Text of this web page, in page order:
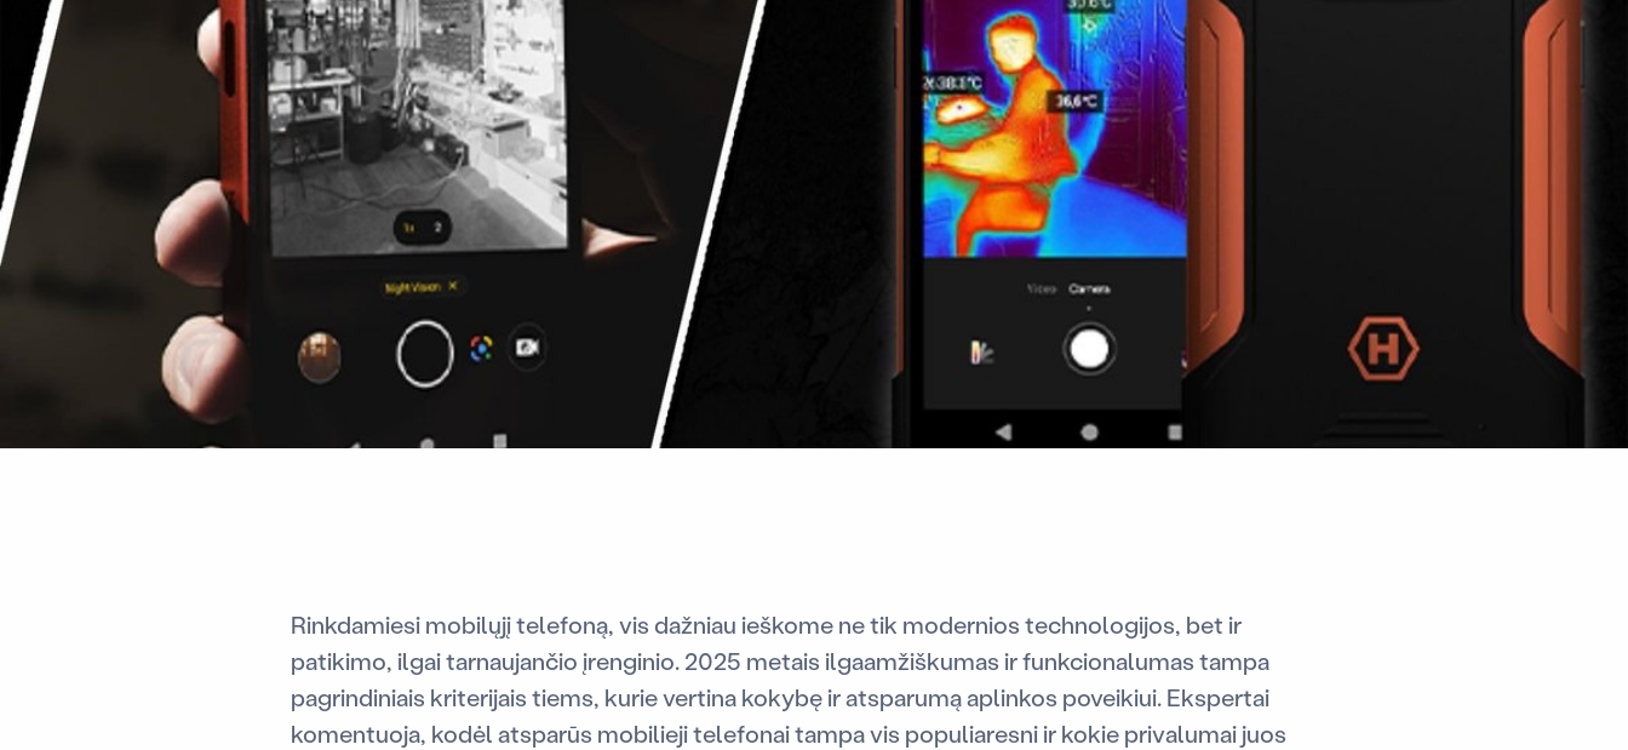
Rinkdamiesi mobilųjį telefoną, vis dažniau ieškome ne tik modernios technologijos, bet ir
patikimo, ilgai tarnaujančio įrenginio. 2025 metais ilgaamžiškumas ir funkcionalumas tampa
pagrindiniais kriterijais tiems, kurie vertina kokybę ir atsparumą aplinkos poveikiui. Ekspertai
komentuoja, kodėl atsparūs mobilieji telefonai tampa vis populiaresni ir kokie privalumai juos